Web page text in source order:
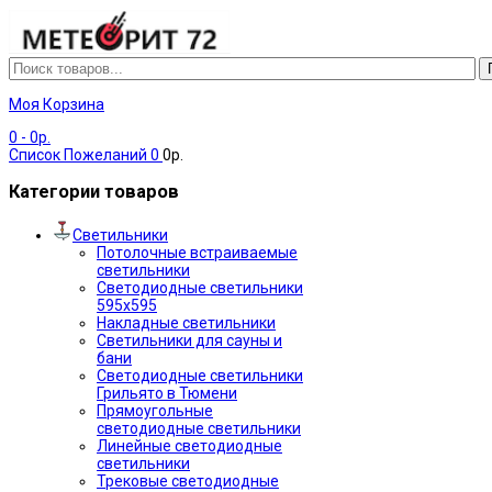
Моя Корзина
0 - 0р.
Список Пожеланий 0 0р.
Категории товаров
Светильники
Потолочные встраиваемые
светильники
Светодиодные светильники
595х595
Накладные светильники
Светильники для сауны и
бани
Светодиодные светильники
Грильято в Тюмени
Прямоугольные
светодиодные светильники
Линейные светодиодные
светильники
Трековые светодиодные